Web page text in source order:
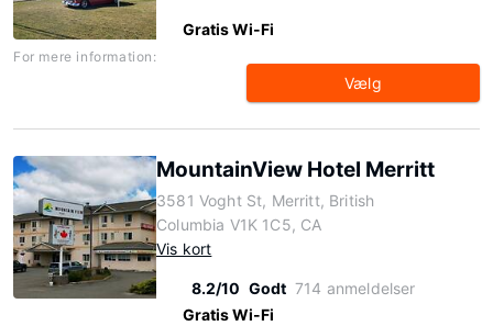
Gratis Wi-Fi
For mere information:
Vælg
MountainView Hotel Merritt
3581 Voght St, Merritt, British
Columbia V1K 1C5, CA
Vis kort
8.2/10 Godt 714 anmeldelser
Gratis Wi-Fi